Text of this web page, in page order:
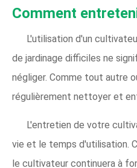
Comment
L'utilisation d'un
de jardinage difficiles ne
négliger. Comme tout autre
régulièrement nettoyer et
L'entretien de votre
vie et le temps d'utilisation.
le cultivateur continuera à